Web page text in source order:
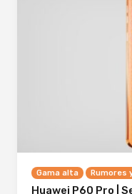
Gama alta Rumores
Huawei P60 Pro |